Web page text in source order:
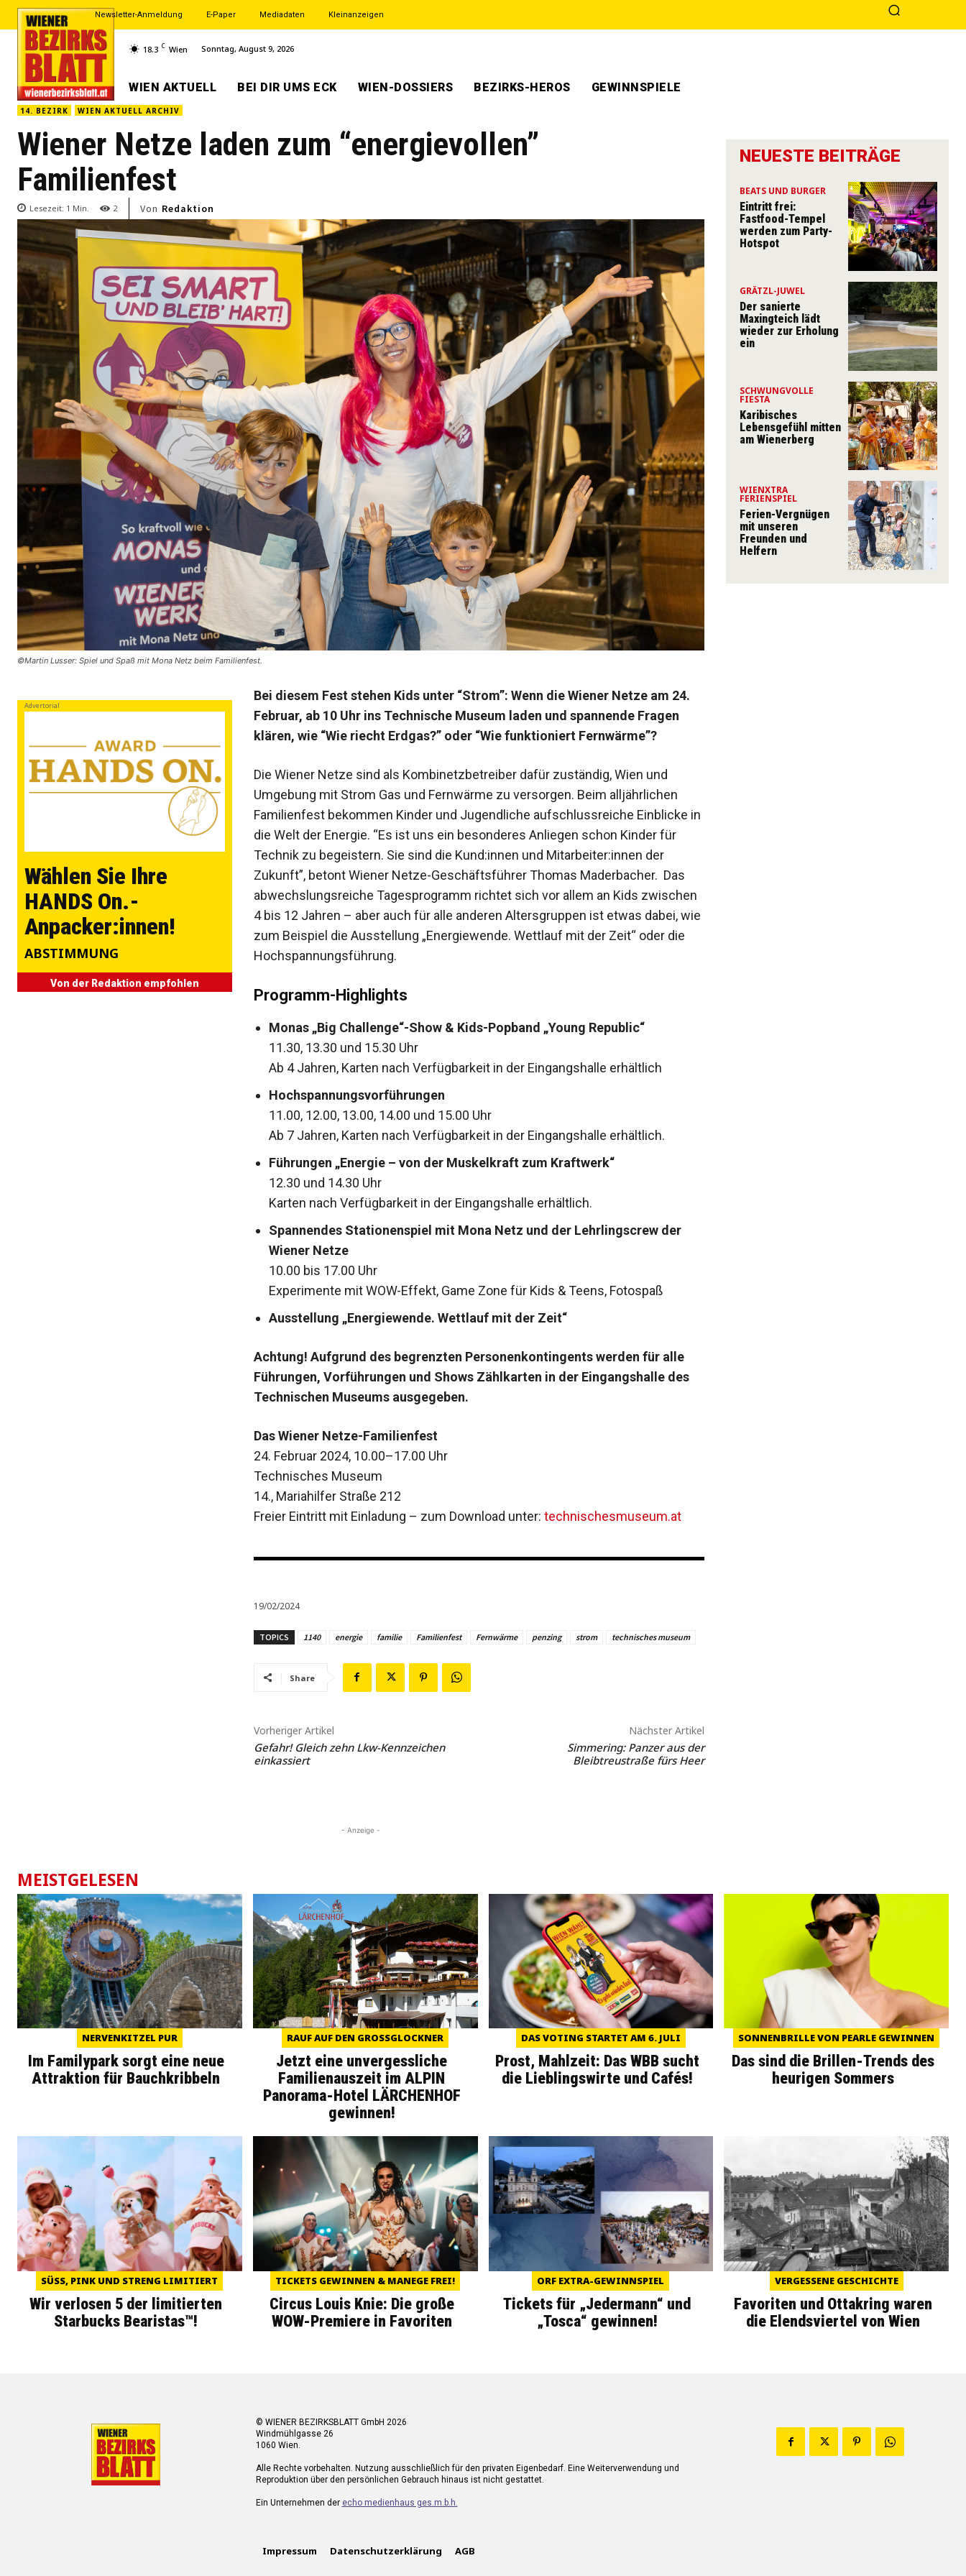
Newsletter-Anmeldung E-Paper Mediadaten Kleinanzeigen
18.3 C Wien Sonntag, August 9, 2026
WIEN AKTUELL BEI DIR UMS ECK WIEN-DOSSIERS BEZIRKS-HEROS GEWINNSPIELE
14. BEZIRK WIEN AKTUELL ARCHIV
Wiener Netze laden zum “energievollen”
Familienfest
Lesezeit: 1 Min. 2 Von Redaktion
©Martin Lusser: Spiel und Spaß mit Mona Netz beim Familienfest.
Advertorial
Wählen Sie Ihre
HANDS On.-
Anpacker:innen!
ABSTIMMUNG
Von der Redaktion empfohlen
Bei diesem Fest stehen Kids unter “Strom”: Wenn die Wiener Netze am 24.
Februar, ab 10 Uhr ins Technische Museum laden und spannende Fragen
klären, wie “Wie riecht Erdgas?” oder “Wie funktioniert Fernwärme”?
Die Wiener Netze sind als Kombinetzbetreiber dafür zuständig, Wien und
Umgebung mit Strom Gas und Fernwärme zu versorgen. Beim alljährlichen
Familienfest bekommen Kinder und Jugendliche aufschlussreiche Einblicke in
die Welt der Energie. “Es ist uns ein besonderes Anliegen schon Kinder für
Technik zu begeistern. Sie sind die Kund:innen und Mitarbeiter:innen der
Zukunft”, betont Wiener Netze-Geschäftsführer Thomas Maderbacher. Das
abwechslungsreiche Tagesprogramm richtet sich vor allem an Kids zwischen
4 bis 12 Jahren – aber auch für alle anderen Altersgruppen ist etwas dabei, wie
zum Beispiel die Ausstellung „Energiewende. Wettlauf mit der Zeit“ oder die
Hochspannungsführung.
Programm-Highlights
Monas „Big Challenge“-Show & Kids-Popband „Young Republic“
11.30, 13.30 und 15.30 Uhr
Ab 4 Jahren, Karten nach Verfügbarkeit in der Eingangshalle erhältlich
Hochspannungsvorführungen
11.00, 12.00, 13.00, 14.00 und 15.00 Uhr
Ab 7 Jahren, Karten nach Verfügbarkeit in der Eingangshalle erhältlich.
Führungen „Energie – von der Muskelkraft zum Kraftwerk“
12.30 und 14.30 Uhr
Karten nach Verfügbarkeit in der Eingangshalle erhältlich.
Spannendes Stationenspiel mit Mona Netz und der Lehrlingscrew der
Wiener Netze
10.00 bis 17.00 Uhr
Experimente mit WOW-Effekt, Game Zone für Kids & Teens, Fotospaß
Ausstellung „Energiewende. Wettlauf mit der Zeit“
Achtung! Aufgrund des begrenzten Personenkontingents werden für alle
Führungen, Vorführungen und Shows Zählkarten in der Eingangshalle des
Technischen Museums ausgegeben.
Das Wiener Netze-Familienfest
24. Februar 2024, 10.00–17.00 Uhr
Technisches Museum
14., Mariahilfer Straße 212
Freier Eintritt mit Einladung – zum Download unter: technischesmuseum.at
19/02/2024
TOPICS 1140 energie familie Familienfest Fernwärme penzing strom technisches museum
Share
Vorheriger Artikel
Gefahr! Gleich zehn Lkw-Kennzeichen
einkassiert
Nächster Artikel
Simmering: Panzer aus der
Bleibtreustraße fürs Heer
- Anzeige -
NEUESTE BEITRÄGE
BEATS UND BURGER
Eintritt frei:
Fastfood-Tempel
werden zum Party-
Hotspot
GRÄTZL-JUWEL
Der sanierte
Maxingteich lädt
wieder zur Erholung
ein
SCHWUNGVOLLE
FIESTA
Karibisches
Lebensgefühl mitten
am Wienerberg
WIENXTRA
FERIENSPIEL
Ferien-Vergnügen
mit unseren
Freunden und
Helfern
MEISTGELESEN
NERVENKITZEL PUR
Im Familypark sorgt eine neue
Attraktion für Bauchkribbeln
RAUF AUF DEN GROSSGLOCKNER
Jetzt eine unvergessliche
Familienauszeit im ALPIN
Panorama-Hotel LÄRCHENHOF
gewinnen!
DAS VOTING STARTET AM 6. JULI
Prost, Mahlzeit: Das WBB sucht
die Lieblingswirte und Cafés!
SONNENBRILLE VON PEARLE GEWINNEN
Das sind die Brillen-Trends des
heurigen Sommers
SÜSS, PINK UND STRENG LIMITIERT
Wir verlosen 5 der limitierten
Starbucks Bearistas™!
TICKETS GEWINNEN & MANEGE FREI!
Circus Louis Knie: Die große
WOW-Premiere in Favoriten
ORF EXTRA-GEWINNSPIEL
Tickets für „Jedermann“ und
„Tosca“ gewinnen!
VERGESSENE GESCHICHTE
Favoriten und Ottakring waren
die Elendsviertel von Wien
© WIENER BEZIRKSBLATT GmbH 2026
Windmühlgasse 26
1060 Wien.
Alle Rechte vorbehalten. Nutzung ausschließlich für den privaten Eigenbedarf. Eine Weiterverwendung und
Reproduktion über den persönlichen Gebrauch hinaus ist nicht gestattet.
Ein Unternehmen der echo medienhaus ges.m.b.h.
Impressum Datenschutzerklärung AGB